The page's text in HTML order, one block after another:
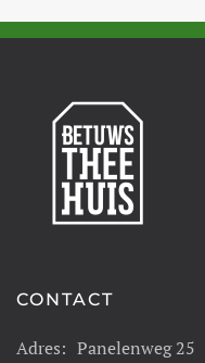
CONTACT
Adres: Panelenweg 25